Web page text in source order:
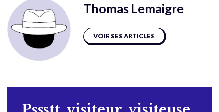
Thomas Lemaigre
VOIR SES ARTICLES